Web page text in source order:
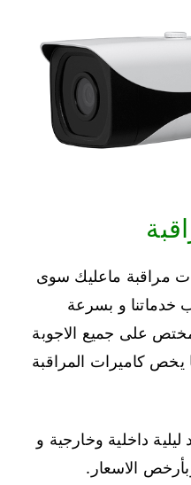
مراقبة ماعليك سوى
69622758 و طلب خدماتنا و بسرعة
على جميع الاجوبة
يخص كاميرات المراقبة
داخلية وخارجية و
الاسعار.